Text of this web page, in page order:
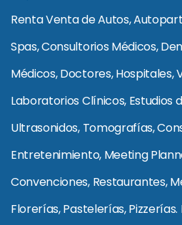
Renta Venta de Autos,
Spas, Consultorios Médicos,
Médicos, Doctores, Hospitales,
Laboratorios Clínicos, Estudios
Ultrasonidos, Tomografías,
Entretenimiento, Meeting
Convenciones, Restaurantes,
Florerías, Pastelerías,